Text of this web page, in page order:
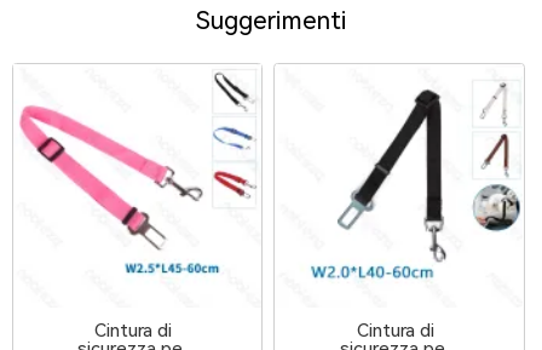
Suggerimenti
Cintura di
Cintura di